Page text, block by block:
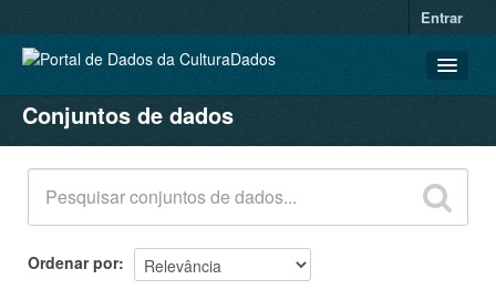
Entrar
CONJUNTOS DE DADOS
ORGANIZAÇÕES
GRUPOS
SOBRE
Conjuntos de dados
Ordenar por